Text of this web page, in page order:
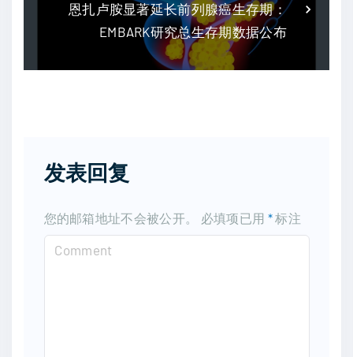
恩扎卢胺显著延长前列腺癌生存期：
EMBARK研究总生存期数据公布
发表回复
您的邮箱地址不会被公开。 必填项已用 *标注